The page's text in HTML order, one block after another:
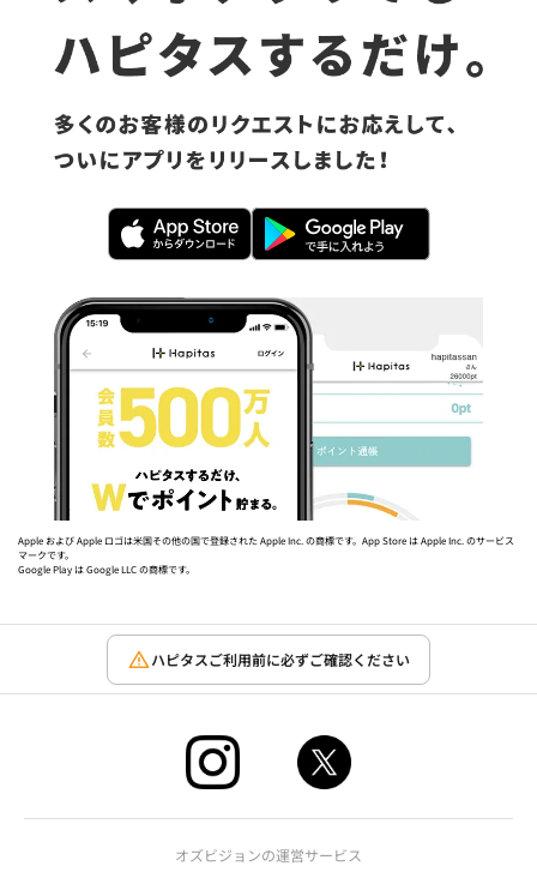
Apple および Apple ロゴは米国その他の国で登録された Apple Inc. の商標です。App Store は Apple Inc. のサービス
マークです。
Google Play は Google LLC の商標です。
ハピタスご利用前に必ずご確認ください
オズビジョンの運営サービス